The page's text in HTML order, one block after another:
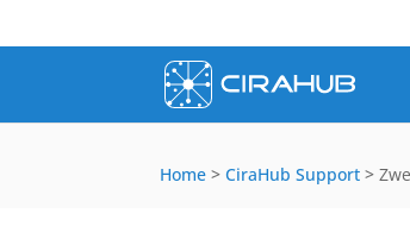
Home > CiraHub Support >